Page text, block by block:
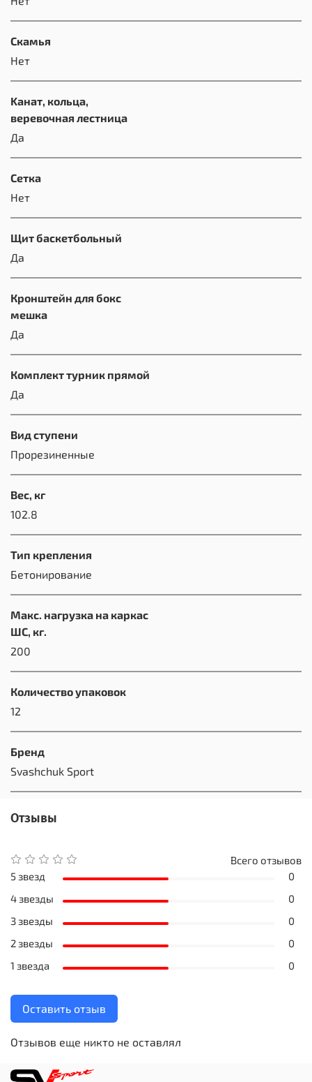
Скамья
Нет
Kанат, кольца,
веревочная лестница
Да
Сетка
Нет
Щит баскетбольный
Да
Кронштейн для бокс
мешка
Да
Комплект турник прямой
Да
Вид ступени
Прорезиненные
Вес, кг
102.8
Тип крепления
Бетонирование
Макс. нагрузка на каркас
ШС, кг.
200
Количество упаковок
12
Бренд
Svashchuk Sport
Отзывы
Отзывов еще никто не оставлял
Всего отзывов
5 звезд
0
4 звезды
0
3 звезды
0
2 звезды
0
1 звезда
0
Оставить отзыв